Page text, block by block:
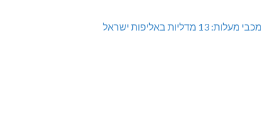
מכבי מעלות: 13 מדליות באליפות ישראל